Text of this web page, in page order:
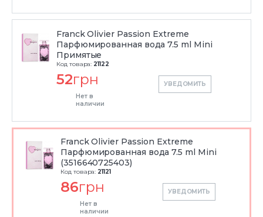
Franck Olivier Passion Extreme
Парфюмированная вода 7.5 ml Mini
Примятые
Код товара: 21122
52грн
Нет в
наличии
УВЕДОМИТЬ
Franck Olivier Passion Extreme
Парфюмированная вода 7.5 ml Mini
(3516640725403)
Код товара: 21121
86грн
Нет в
наличии
УВЕДОМИТЬ